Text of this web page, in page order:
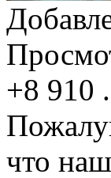
+8 910
что